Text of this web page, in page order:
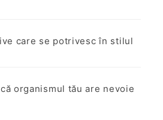
care se potrivesc în stilul
organismul tău are nevoie